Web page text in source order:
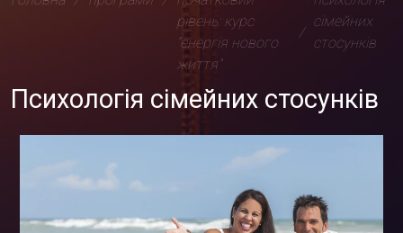
рівень: курс
"енергія нового
життя"
сімейних
стосунків
Психологія сімейних стосунків